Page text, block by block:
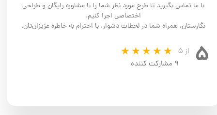
با ما تماس بگیرید تا طرح مورد نظر شما را با مشاوره رایگان و طراحی
اختصاصی اجرا کنیم.
نگارستان، همراه شما در لحظات دشوار، با احترام به خاطره عزیزان‌تان.
۵
از ۵
۹ مشارکت کننده